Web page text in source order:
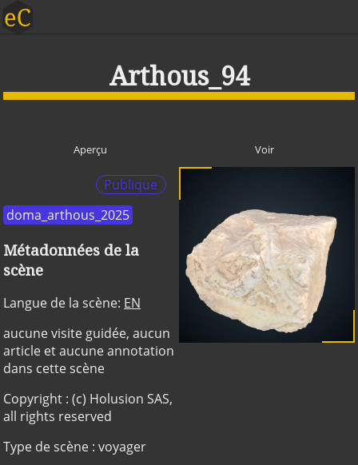
Arthous_94
Aperçu Voir
Publique
doma_arthous_2025
Métadonnées de la
scène
Langue de la scène: EN
aucune visite guidée, aucun
article et aucune annotation
dans cette scène
Copyright : (c) Holusion SAS,
all rights reserved
Type de scène : voyager